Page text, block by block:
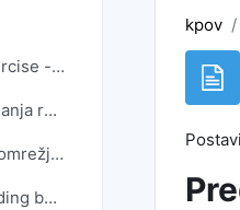
Vaje - zagon; Excercise - booting
Vaje - Kako se zaganja računalnik
Vaje - boot preko omrežja (boot over the network)
Useful links regarding boot
kpov